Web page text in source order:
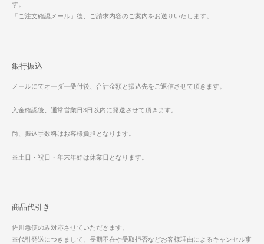
す。
「ご注文確認メール」後、ご請求内容のご案内をお送りいたします。
銀行振込
メールにてオーダー受付後、合計金額と振込先をご返信させて頂きます。
入金確認後、通常営業日3日以内に発送させて頂きます。
尚、振込手数料はお客様負担となります。
※土日・祝日・年末年始は休業日となります。
商品代引き
佐川急便のみ対応させていただきます。
※代引発送につきまして、長期不在や受取拒否などお客様理由によるキャンセル事